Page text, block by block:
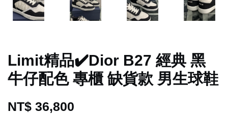
Limit精品✔️Dior B27 經典 黑
牛仔配色 專櫃 缺貨款 男生球鞋
NT$ 36,800